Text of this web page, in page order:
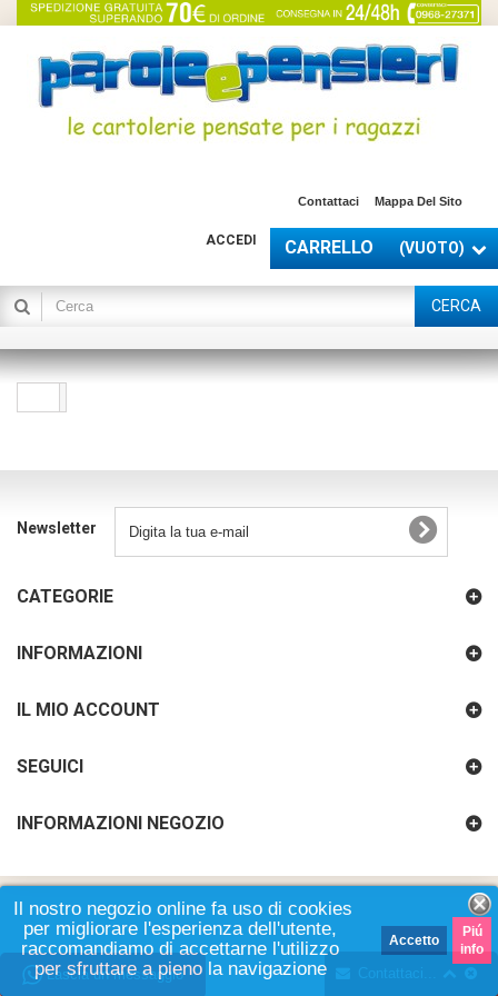
Contattaci Mappa Del Sito
CARRELLO (VUOTO)
ACCEDI
CERCA
Il nostro negozio online fa uso di cookies
per migliorare l'esperienza dell'utente,
raccomandiamo di accettarne l'utilizzo
per sfruttare a pieno la navigazione
Accetto
Piú
info
Lascia un messaggio
Newsletter
CATEGORIE
INFORMAZIONI
IL MIO ACCOUNT
SEGUICI
INFORMAZIONI NEGOZIO